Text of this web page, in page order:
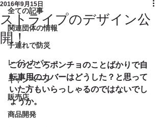
全ての記事
関連団体の情報
子連れで防災
レインカバー
キャンペーン
販売店
商品開発
ストライプのデザイン公
開！
2016年9月15日
このところポンチョのことばかりで自
転車用のカバーはどうした？と思って
いた方もいらっしゃるのではないでし
ょうか。